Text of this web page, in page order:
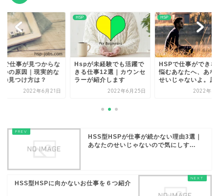
で仕事が見つからな
つの原因｜現実的な
の見つけ方は？
2022年6月21日
HSP
Hspが未経験でも活躍で
きる仕事12選｜カウンセ
ラーが紹介します
2022年6月25日
HSP
HSPで仕事ができな
悩むあなたへ、あな
せいじゃないよ。原
2022年6
HSS型HSPが仕事が続かない理由3選｜
あなたのせいじゃないので気にしす...
HSS型HSPに向かないお仕事を６つ紹介